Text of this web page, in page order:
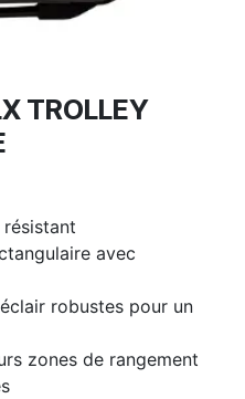
TROLLEY
avec
robustes pour un
zones de rangement